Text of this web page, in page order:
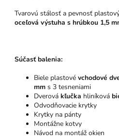
Tvarovú stálosť a pevnosť
oceľová výstuha s hrúbkou 1,5
Súčasť balenia:
Biele plastové vchodové
mm s 3 tesneniami
Dverová kľučka hliníková
Odvodňovacie krytky
Krytky na pánty
Montážne kotvy
Návod na montáž okien